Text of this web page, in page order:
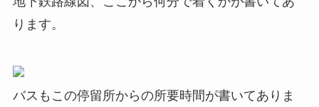
ります。
バスもこの停留所からの所要時間が書いてありま